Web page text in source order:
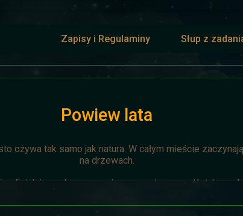
Zapisy i Regulaminy Słup z
Powiew lata
ożywa tak samo jak natura. W całym mieście
na drzewach.
oficjalnie anulowana z winy prowadzącego. Każda